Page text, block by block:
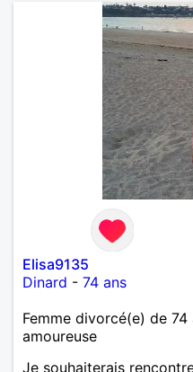
Elisa9135
Dinard - 74 ans
Femme divorcé(e) de
amoureuse
Je souhaiterais